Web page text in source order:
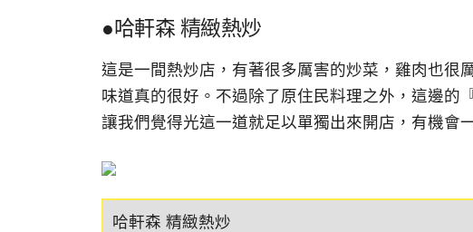
●哈軒森 精緻熱炒
這是一間熱炒店，有著很多厲害的炒菜，雞肉也很
味道真的很好。不過除了原住民料理之外，這邊的
讓我們覺得光這一道就足以單獨出來開店，有機會
哈軒森 精緻熱炒